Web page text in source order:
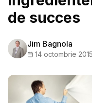
de succes
Jim Bagnola
14 octombrie 2015